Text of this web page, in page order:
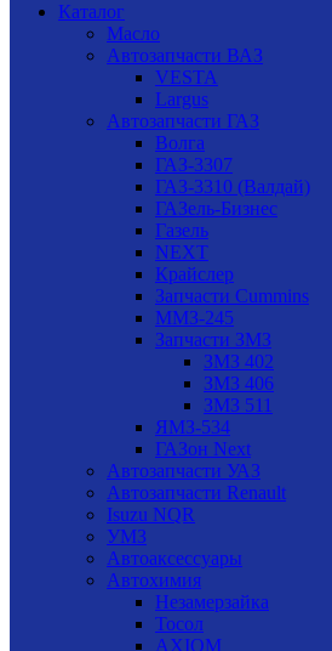
Каталог
Масло
Автозапчасти ВАЗ
VESTA
Largus
Автозапчасти ГАЗ
Волга
ГАЗ-3307
ГАЗ-3310 (Валдай)
ГАЗель-Бизнес
Газель
NEXT
Крайслер
Запчасти Cummins
ММЗ-245
Запчасти ЗМЗ
ЗМЗ 402
ЗМЗ 406
ЗМЗ 511
ЯМЗ-534
ГАЗон Next
Автозапчасти УАЗ
Автозапчасти Renault
Isuzu NQR
УМЗ
Автоаксессуары
Автохимия
Незамерзайка
Тосол
AXIOM